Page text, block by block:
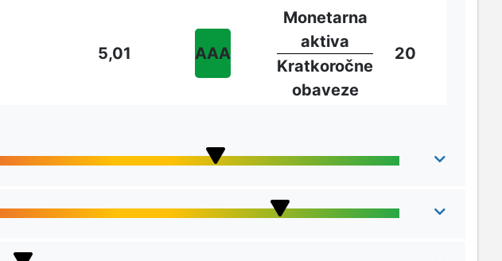
5,01 AAA
Monetarna
aktiva
Kratkoročne
obaveze
20